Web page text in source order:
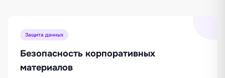
Защита данных
Безопасность корпоративных
материалов